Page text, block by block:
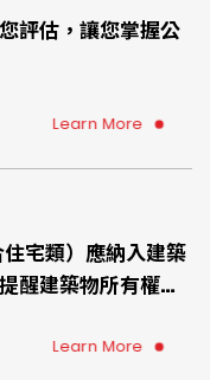
評估，讓您掌握公
Learn More
宅類）應納入建築
醒建築物所有權
確認您的住宅環境
Learn More